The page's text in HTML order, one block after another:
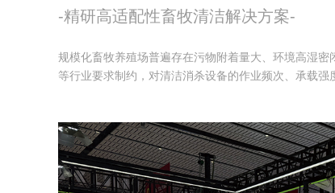
-精研高适配性畜牧清洁解决方案-
规模化畜牧养殖场普遍存在污物附着量大、环境高湿
等行业要求制约，对清洁消杀设备的作业频次、承载强